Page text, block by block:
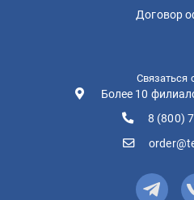
Договор
Связаться
Более 10
8 (800)